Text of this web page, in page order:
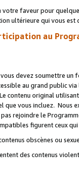
votre faveur pour
ultérieure qui vous est
au
devez soumettre
au grand public
contenu original
vous incluez. Nous
rejoindre le
figurent ceux
obscènes ou
des contenus